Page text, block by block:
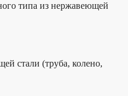
типа из нержавеющей
стали (труба, колено,